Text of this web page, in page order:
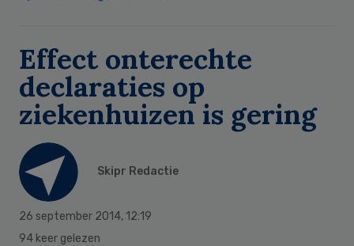
Effect onterechte
declaraties op
ziekenhuizen is gering
Skipr Redactie
26 september 2014, 12:19
94 keer gelezen